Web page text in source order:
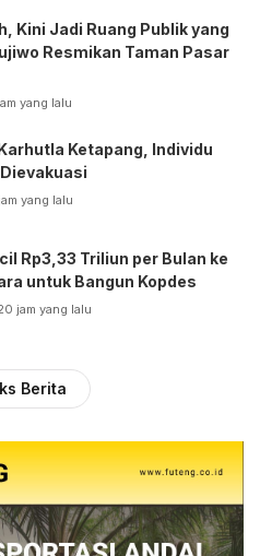
Kini Jadi Ruang Publik yang
Resmikan Taman Pasar
yang lalu
Ketapang, Individu
yang lalu
Rp3,33 Triliun per Bulan ke
untuk Bangun Kopdes
jam yang lalu
Berita